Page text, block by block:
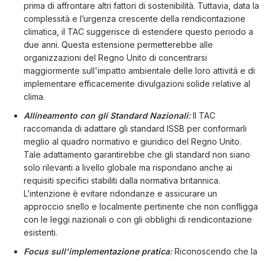
prima di affrontare altri fattori di sostenibilità. Tuttavia, data la
complessità e l’urgenza crescente della rendicontazione
climatica, il TAC suggerisce di estendere questo periodo a
due anni. Questa estensione permetterebbe alle
organizzazioni del Regno Unito di concentrarsi
maggiormente sull'impatto ambientale delle loro attività e di
implementare efficacemente divulgazioni solide relative al
clima.
Allineamento con gli Standard Nazionali:Il TAC
raccomanda di adattare gli standard ISSB per conformarli
meglio al quadro normativo e giuridico del Regno Unito.
Tale adattamento garantirebbe che gli standard non siano
solo rilevanti a livello globale ma rispondano anche ai
requisiti specifici stabiliti dalla normativa britannica.
L’intenzione è evitare ridondanze e assicurare un
approccio snello e localmente pertinente che non confligga
con le leggi nazionali o con gli obblighi di rendicontazione
esistenti.
Focus sull'implementazione pratica:Riconoscendo che la